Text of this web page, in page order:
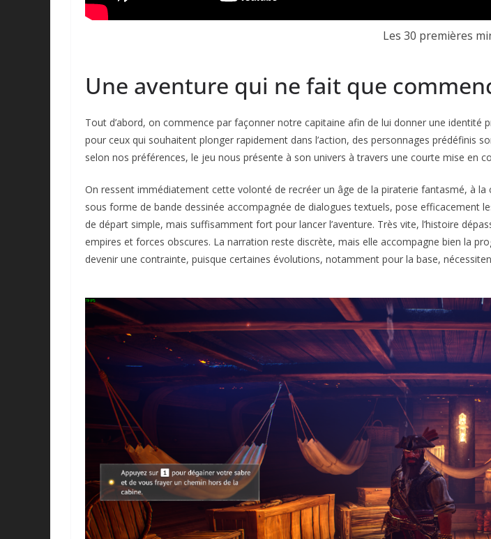
Les 30 premières
Une aventure qui ne fait que
Tout d’abord, on commence par façonner notre capitaine afin de lui donner une
pour ceux qui souhaitent plonger rapidement dans l’action, des personnages prédéfinis
selon nos préférences, le jeu nous présente à son univers à travers une courte mise en
On ressent immédiatement cette volonté de recréer un âge de la piraterie fantasmé, à
sous forme de bande dessinée accompagnée de dialogues textuels, pose efficacement
de départ simple, mais suffisamment fort pour lancer l’aventure. Très vite, l’histoire
empires et forces obscures. La narration reste discrète, mais elle accompagne bien la
devenir une contrainte, puisque certaines évolutions, notamment pour la base,